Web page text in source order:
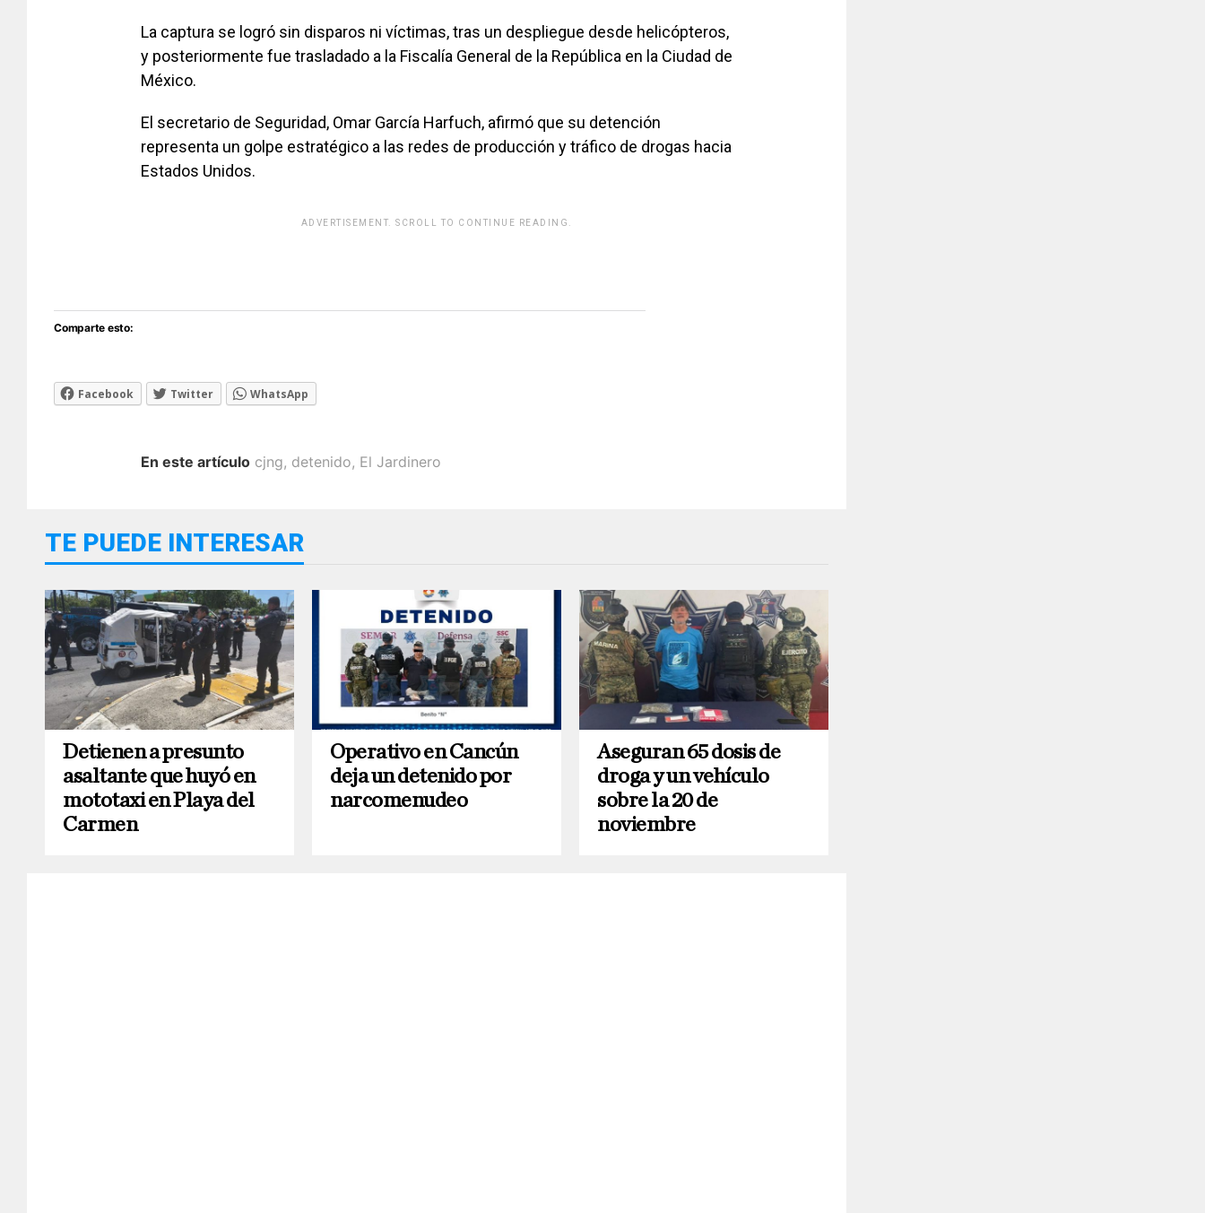
La captura se logró sin disparos ni víctimas, tras un despliegue desde helicópteros,
y posteriormente fue trasladado a la Fiscalía General de la República en la Ciudad de
México.
El secretario de Seguridad, Omar García Harfuch, afirmó que su detención
representa un golpe estratégico a las redes de producción y tráfico de drogas hacia
Estados Unidos.
ADVERTISEMENT. SCROLL TO CONTINUE READING.
Comparte esto:
Facebook Twitter WhatsApp
En este artículo cjng, detenido, El Jardinero
TE PUEDE INTERESAR
Detienen a presunto
asaltante que huyó en
mototaxi en Playa del
Carmen
Operativo en Cancún
deja un detenido por
narcomenudeo
Aseguran 65 dosis de
droga y un vehículo
sobre la 20 de
noviembre